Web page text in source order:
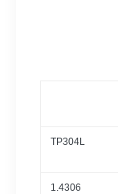
TP304L
1.4306